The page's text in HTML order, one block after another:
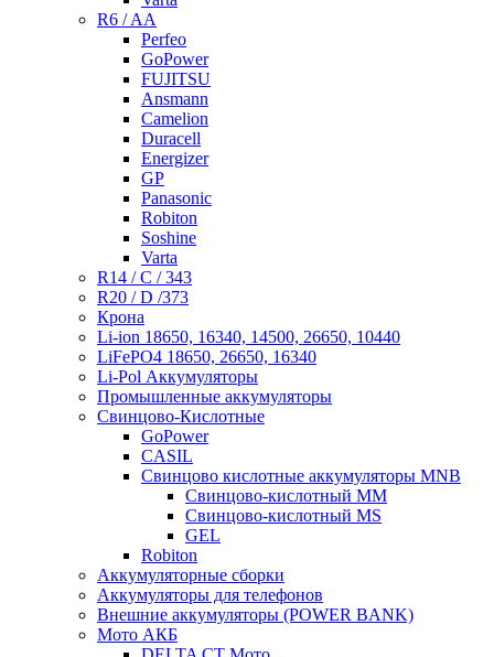
R6 / AA
Perfeo
GoPower
FUJITSU
Ansmann
Camelion
Duracell
Energizer
GP
Panasonic
Robiton
Soshine
Varta
R14 / C / 343
R20 / D /373
Крона
Li-ion 18650, 16340, 14500, 26650, 10440
LiFePO4 18650, 26650, 16340
Li-Pol Аккумуляторы
Промышленные аккумуляторы
Свинцово-Кислотные
GoPower
CASIL
Свинцово кислотные аккумуляторы MNB
Cвинцово-кислотный MM
Cвинцово-кислотный MS
GEL
Robiton
Аккумуляторные сборки
Аккумуляторы для телефонов
Внешние аккумуляторы (POWER BANK)
Мото АКБ